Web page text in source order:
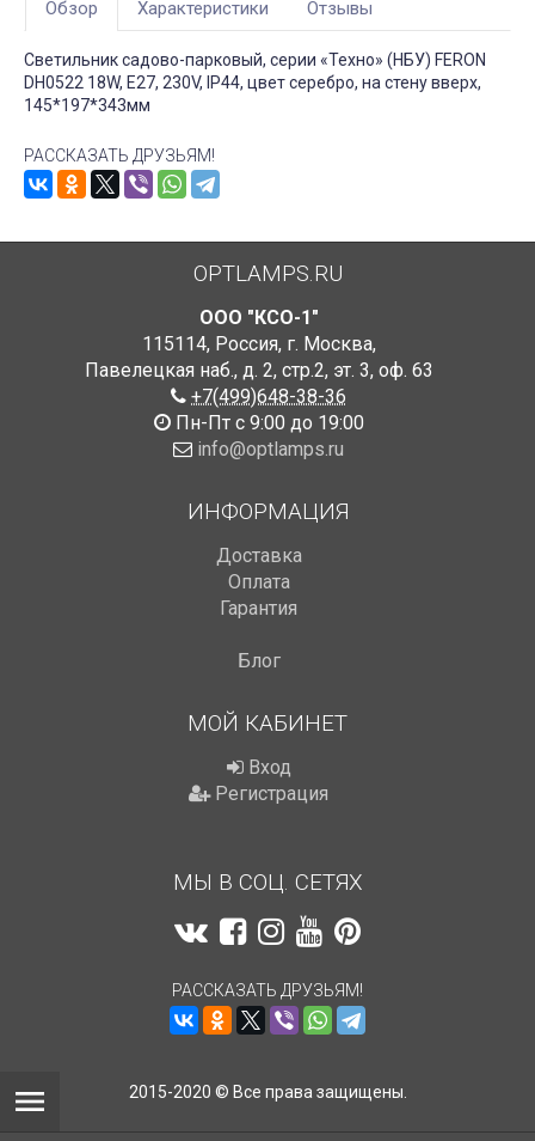
Обзор Характеристики Отзывы
Светильник садово-парковый, серии «Техно» (НБУ) FERON
DH0522 18W, E27, 230V, IP44, цвет серебро, на стену вверх,
145*197*343мм
РАССКАЗАТЬ ДРУЗЬЯМ!
OPTLAMPS.RU
ООО "КСО-1"
115114, Россия, г. Москва,
Павелецкая наб., д. 2, стр.2, эт. 3, оф. 63
+7(499)648-38-36
Пн-Пт с 9:00 до 19:00
info@optlamps.ru
ИНФОРМАЦИЯ
Доставка
Оплата
Гарантия
Блог
МОЙ КАБИНЕТ
Вход
Регистрация
МЫ В СОЦ. СЕТЯХ
РАССКАЗАТЬ ДРУЗЬЯМ!
2015-2020 © Все права защищены.